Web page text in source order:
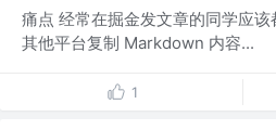
痛点 经常在掘金发文章的同学应
其他平台复制 Markdown 内容...
1